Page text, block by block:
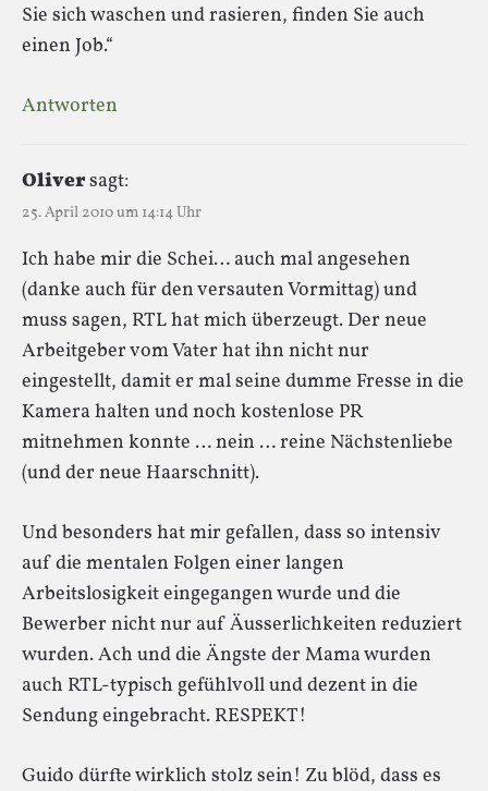
Sie sich waschen und rasieren, finden Sie auch
einen Job.“
Antworten
Oliversagt:
25. April 2010 um 14:14 Uhr
Ich habe mir die Schei… auch mal angesehen
(danke auch für den versauten Vormittag) und
muss sagen, RTL hat mich überzeugt. Der neue
Arbeitgeber vom Vater hat ihn nicht nur
eingestellt, damit er mal seine dumme Fresse in die
Kamera halten und noch kostenlose PR
mitnehmen konnte … nein … reine Nächstenliebe
(und der neue Haarschnitt).
Und besonders hat mir gefallen, dass so intensiv
auf die mentalen Folgen einer langen
Arbeitslosigkeit eingegangen wurde und die
Bewerber nicht nur auf Äusserlichkeiten reduziert
wurden. Ach und die Ängste der Mama wurden
auch RTL-typisch gefühlvoll und dezent in die
Sendung eingebracht. RESPEKT!
Guido dürfte wirklich stolz sein! Zu blöd, dass es